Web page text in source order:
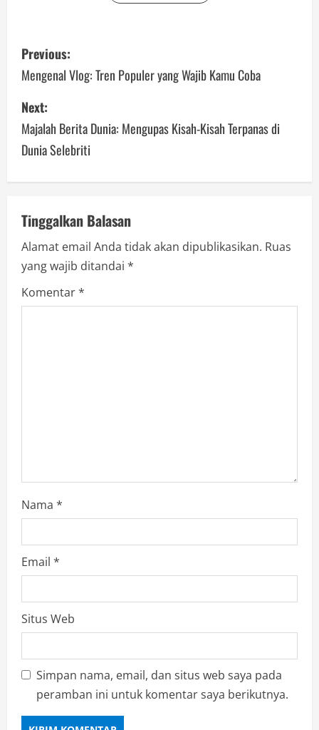
P
o
s
t
n
v
i
g
a
Previous:
Mengenal Vlog: Tren Populer yang Wajib Kamu Coba
Next:
Majalah Berita Dunia: Mengupas Kisah-Kisah Terpanas di
Dunia Selebriti
Tinggalkan Balasan
Alamat email Anda tidak akan dipublikasikan. Ruas
yang wajib ditandai *
Komentar*
Nama *
Email *
Situs Web
Simpan nama, email, dan situs web saya pada
peramban ini untuk komentar saya berikutnya.